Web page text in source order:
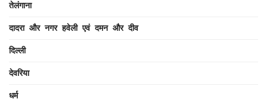
तेलंगाना
दादरा और नगर हवेली एवं दमन और दीव
दिल्ली
देवरिया
धर्म